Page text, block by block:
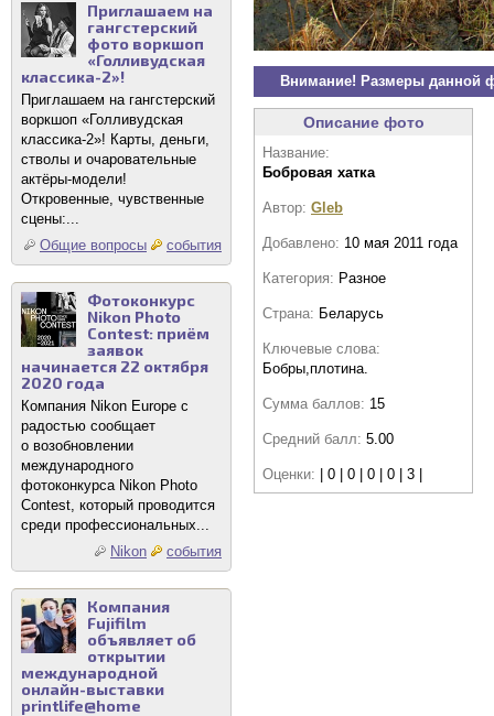
Приглашаем на
гангстерский
фото воркшоп
«Голливудская
классика-2»!
Приглашаем на гангстерский
воркшоп «Голливудская
классика-2»! Карты, деньги,
стволы и очаровательные
актёры-модели!
Откровенные, чувственные
сцены:...
Общие вопросы
события
Фотоконкурс
Nikon Photo
Contest: приём
заявок
начинается 22 октября
2020 года
Компания Nikon Europe с
радостью сообщает
о возобновлении
международного
фотоконкурса Nikon Photo
Contest, который проводится
среди профессиональных...
Nikon
события
Компания
Fujifilm
объявляет об
открытии
международной
онлайн-выставки
printlife@home
Внимание! Размеры данной
Описание фото
Название:
Бобровая хатка
Автор: Gleb
Добавлено: 10 мая 2011 года
Категория: Разное
Страна: Беларусь
Ключевые слова:
Бобры,плотина.
Сумма баллов: 15
Средний балл: 5.00
Оценки: | 0 | 0 | 0 | 0 | 3 |